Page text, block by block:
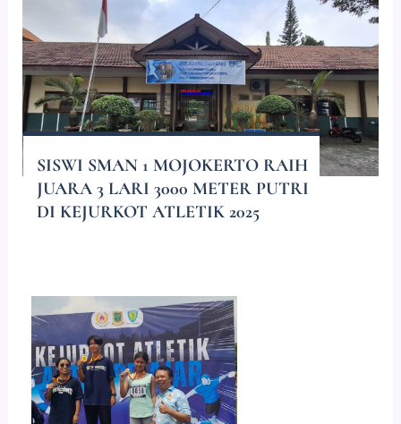
SISWI SMAN 1 MOJOKERTO RAIH
JUARA 3 LARI 3000 METER PUTRI
DI KEJURKOT ATLETIK 2025